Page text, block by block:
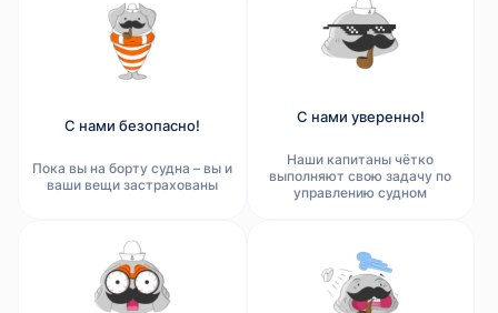
С нами безопасно!
Пока вы на борту судна – вы и
ваши вещи застрахованы
С нами уверенно!
Наши капитаны чётко
выполняют свою задачу по
управлению судном